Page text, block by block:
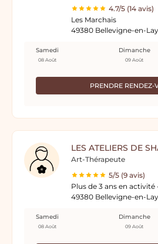
4.7/5 (14 avis)
Les Marchais
49380 Bellevigne-en-
PRENDRE RENDEZ-
Samedi
08 Août
Dimanche
09 Août
LES ATELIERS DE
Art-Thérapeute
5/5 (9 avis)
Plus de 3 ans en activité
49380 Bellevigne-en-
Samedi
08 Août
Dimanche
09 Août